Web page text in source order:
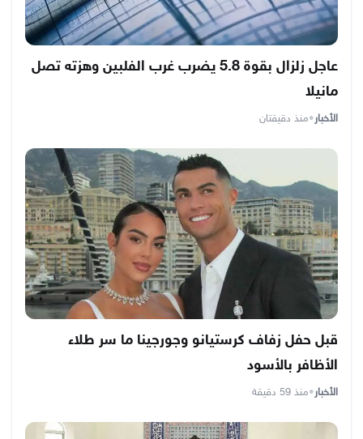
عاجل زلزال بقوة 5.8 يضرب غرب الفلبين وهزته تصل
مانيلا
الأخبار•منذ دقيقتان
قبل حفل زفاف كرستيانو وجورجينا ما سر طلاء
الأظافر بالأسود
الأخبار•منذ 59 دقيقة